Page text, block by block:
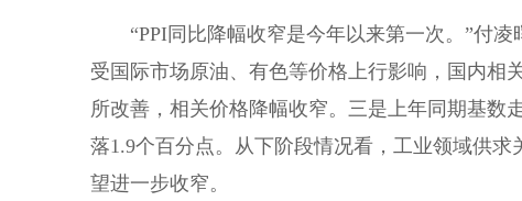
“PPI同比降幅收窄是今年以来第一次。”付凌
受国际市场原油、有色等价格上行影响，国内相
所改善，相关价格降幅收窄。三是上年同期基数
落1.9个百分点。从下阶段情况看，工业领域供
望进一步收窄。